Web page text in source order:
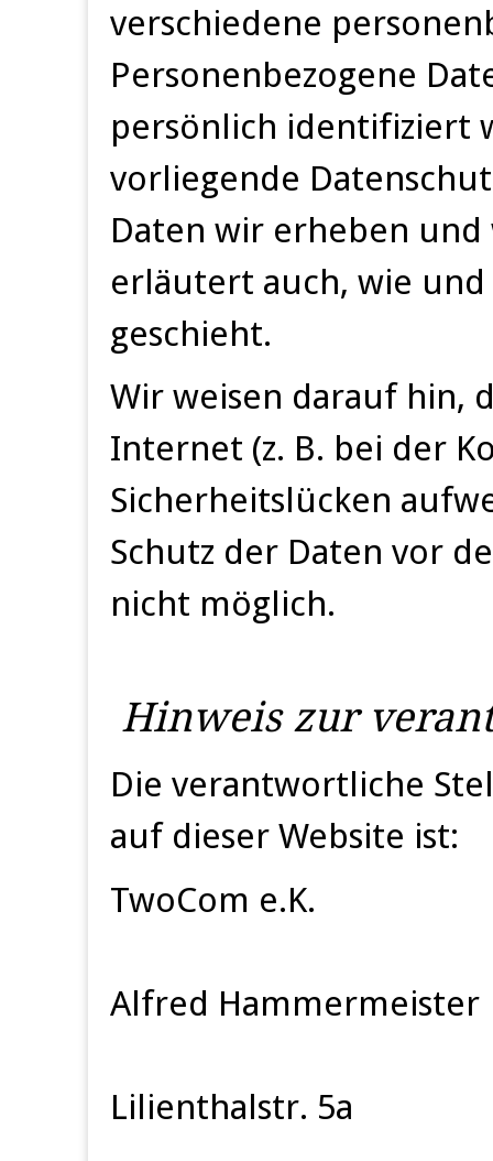
verschiedene
Personenbezogene
persönlich identifiziert
vorliegende
Daten wir erheben
erläutert auch, wie und
geschieht.
Wir weisen darauf hin,
Internet (z. B. bei der
Sicherheitslücken
Schutz der Daten vor
nicht möglich.
Hinweis zur
Die verantwortliche
auf dieser Website ist:
TwoCom e.K.
Alfred Hammermeister
Lilienthalstr. 5a